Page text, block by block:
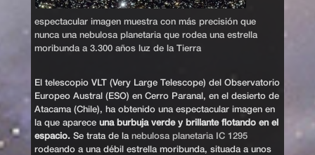
espectacular imagen muestra con más precisión que
nunca una nebulosa planetaria que rodea una estrella
moribunda a 3.300 años luz de la Tierra
El telescopio VLT (Very Large Telescope) del Observatorio
Europeo Austral (ESO) en Cerro Paranal, en el desierto de
Atacama (Chile), ha obtenido una espectacular imagen en
la que aparece una burbuja verde y brillante flotando en el
espacio. Se trata de la nebulosa planetaria IC 1295
rodeando a una débil estrella moribunda, situada a unos